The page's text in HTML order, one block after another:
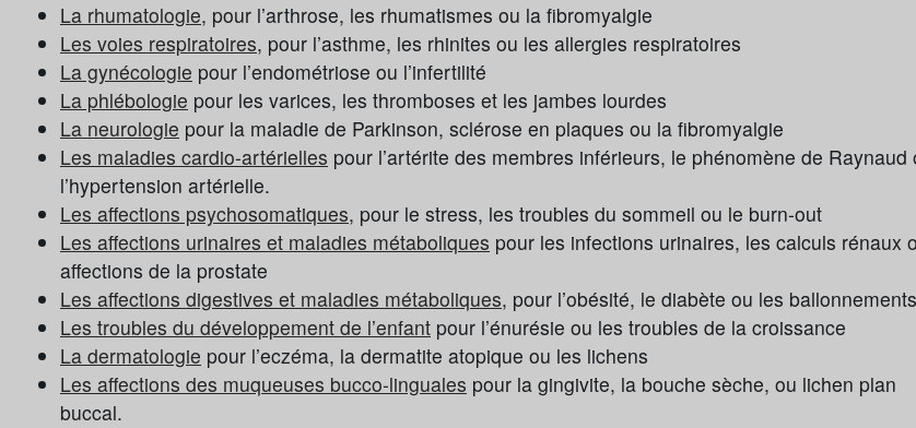
La rhumatologie, pour l’arthrose, les rhumatismes ou la fibromyalgie
Les voies respiratoires, pour l’asthme, les rhinites ou les allergies respiratoires
La gynécologie pour l’endométriose ou l’infertilité
La phlébologie pour les varices, les thromboses et les jambes lourdes
La neurologie pour la maladie de Parkinson, sclérose en plaques ou la fibromyalgie
Les maladies cardio-artérielles pour l’artérite des membres inférieurs, le phénomène de Raynaud
l’hypertension artérielle.
Les affections psychosomatiques, pour le stress, les troubles du sommeil ou le burn-out
Les affections urinaires et maladies métaboliques pour les infections urinaires, les calculs rénaux
affections de la prostate
Les affections digestives et maladies métaboliques, pour l’obésité, le diabète ou les ballonnements
Les troubles du développement de l’enfant pour l’énurésie ou les troubles de la croissance
La dermatologie pour l’eczéma, la dermatite atopique ou les lichens
Les affections des muqueuses bucco-linguales pour la gingivite, la bouche sèche, ou lichen plan
buccal.